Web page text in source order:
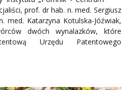
prof. dr hab. n. med. Sergiusz
med. Katarzyna Kotulska-Jóźwiak,
dwóch wynalazków, które
Urzędu Patentowego